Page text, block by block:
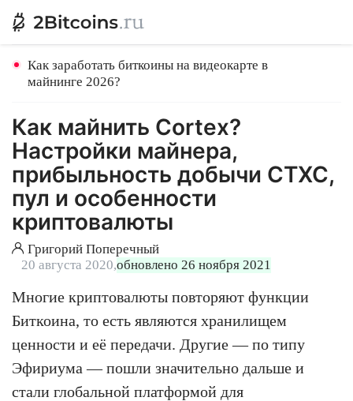
Как заработать биткоины на видеокарте в
майнинге 2026?
Как майнить Cortex?
Настройки майнера,
прибыльность добычи CTXC,
пул и особенности
криптовалюты
Григорий Поперечный
20 августа 2020,обновлено 26 ноября 2021
Многие криптовалюты повторяют функции
Биткоина, то есть являются хранилищем
ценности и её передачи. Другие — по типу
Эфириума — пошли значительно дальше и
стали глобальной платформой для